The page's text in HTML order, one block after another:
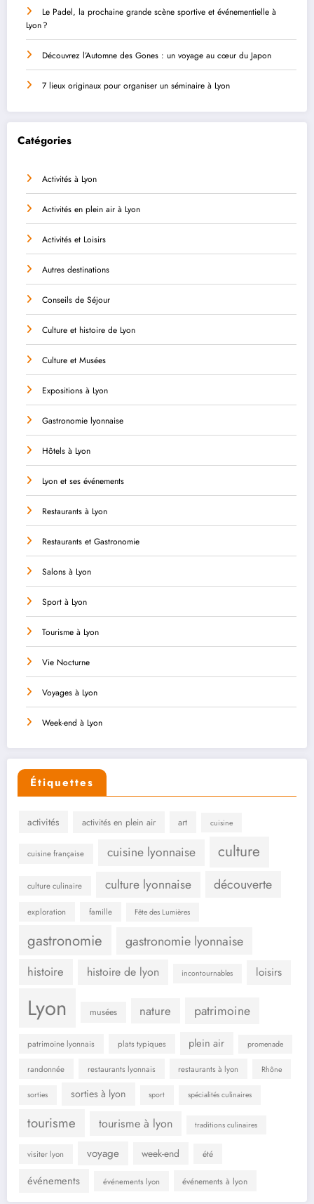
Le Padel, la prochaine grande scène sportive et événementielle à
Lyon ?
Découvrez l’Automne des Gones : un voyage au cœur du Japon
7 lieux originaux pour organiser un séminaire à Lyon
Catégories
Activités à Lyon
Activités en plein air à Lyon
Activités et Loisirs
Autres destinations
Conseils de Séjour
Culture et histoire de Lyon
Culture et Musées
Expositions à Lyon
Gastronomie lyonnaise
Hôtels à Lyon
Lyon et ses événements
Restaurants à Lyon
Restaurants et Gastronomie
Salons à Lyon
Sport à Lyon
Tourisme à Lyon
Vie Nocturne
Voyages à Lyon
Week-end à Lyon
Étiquettes
activités activités en plein air art cuisine
cuisine française cuisine lyonnaise culture
culture culinaire culture lyonnaise découverte
exploration famille Fête des Lumières
gastronomie gastronomie lyonnaise
histoire histoire de lyon incontournables loisirs
Lyon musées nature patrimoine
patrimoine lyonnais plats typiques plein air promenade
randonnée restaurants lyonnais restaurants à lyon Rhône
sorties sorties à lyon sport spécialités culinaires
tourisme tourisme à lyon traditions culinaires
visiter lyon voyage week-end été
événements événements lyon événements à lyon